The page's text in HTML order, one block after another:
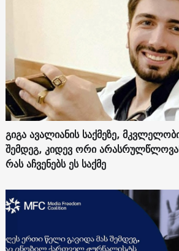
გიგა ავალიანის საქმეზე,
შემდეგ, კიდევ ორი
რას აჩვენებს ეს საქმე